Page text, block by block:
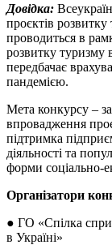
Довідка:
проєктів розвитку
проводиться в
розвитку туризму
передбачає
пандемією.
Мета конкурсу –
впровадження
підтримка
діяльності та
форми соціально-
Організатори
● ГО «Спілка
в Україні»